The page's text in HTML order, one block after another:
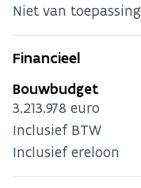
Niet van toepassing
Financieel
Bouwbudget
3.213.978 euro
Inclusief BTW
Inclusief ereloon